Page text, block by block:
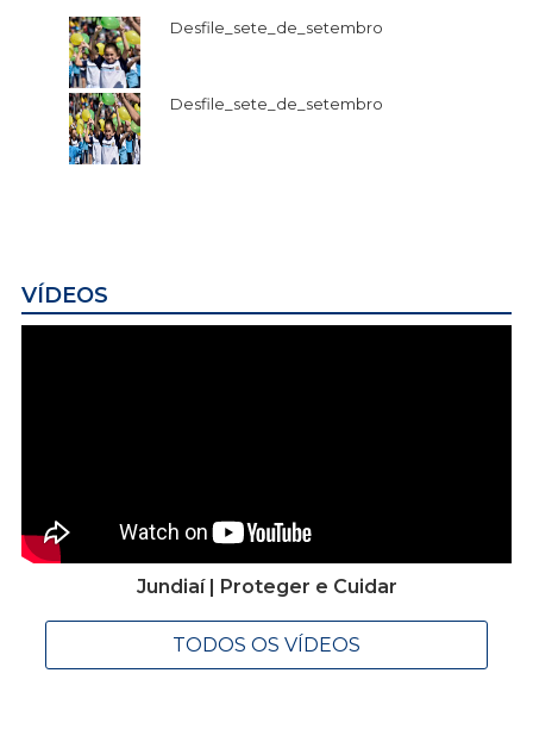
Desfile_sete_de_setembro
Desfile_sete_de_setembro
VÍDEOS
Jundiaí | Proteger e Cuidar
TODOS OS VÍDEOS